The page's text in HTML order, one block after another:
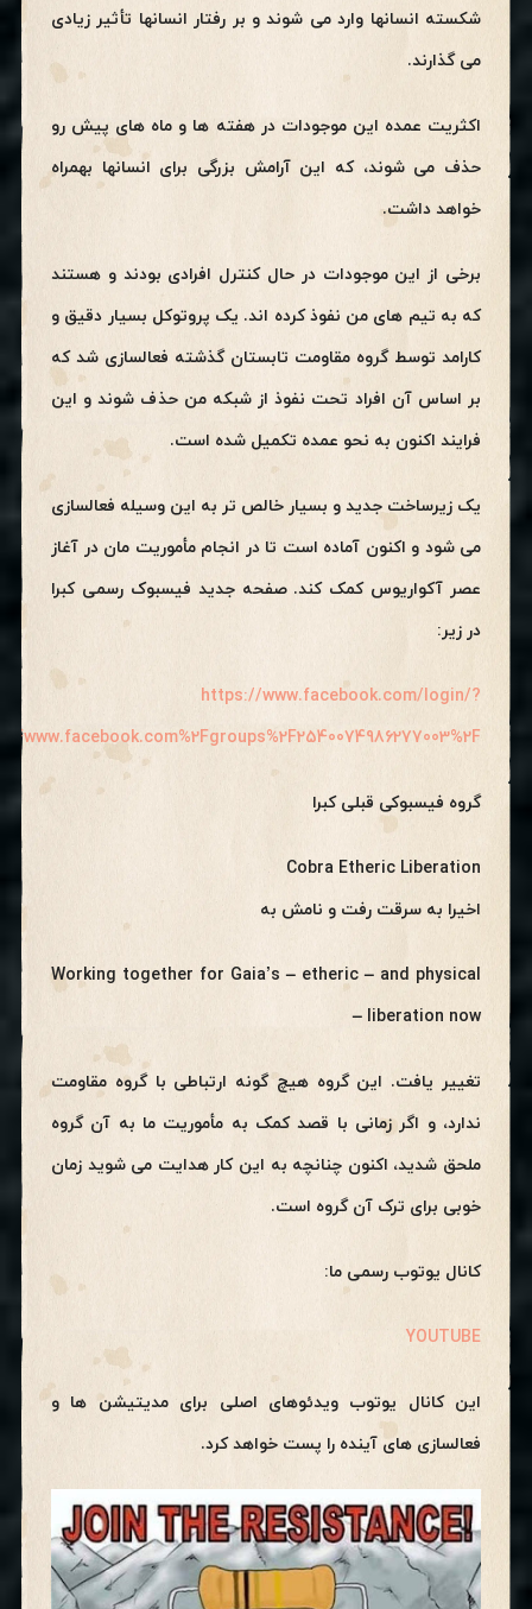
شکسته انسانها وارد می شوند و بر رفتار انسانها تأثیر زیادی
می گذارند.
اکثریت عمده این موجودات در هفته ها و ماه های پیش رو
حذف می شوند، که این آرامش بزرگی برای انسانها بهمراه
خواهد داشت.
برخی از این موجودات در حال کنترل افرادی بودند و هستند
که به تیم های من نفوذ کرده اند. یک پروتوکل بسیار دقیق و
کارامد توسط گروه مقاومت تابستان گذشته فعالسازی شد که
بر اساس آن افراد تحت نفوذ از شبکه من حذف شوند و این
فرایند اکنون به نحو عمده تکمیل شده است.
یک زیرساخت جدید و بسیار خالص تر به این وسیله فعالسازی
می شود و اکنون آماده است تا در انجام مأموریت مان در آغاز
عصر آکواریوس کمک کند. صفحه جدید فیسبوک رسمی کبرا
در زیر:
https://www.facebook.com/login/?
گروه فیسبوکی قبلی کبرا
Cobra Etheric Liberation
اخیرا به سرقت رفت و نامش به
Working together for Gaia’s – etheric – and physical
– liberation now
تغییر یافت. این گروه هیچ گونه ارتباطی با گروه مقاومت
ندارد، و اگر زمانی با قصد کمک به مأموریت ما به آن گروه
ملحق شدید، اکنون چنانچه به این کار هدایت می شوید زمان
خوبی برای ترک آن گروه است.
کانال یوتوب رسمی ما:
YOUTUBE
این کانال یوتوب ویدئوهای اصلی برای مدیتیشن ها و
فعالسازی های آینده را پست خواهد کرد.